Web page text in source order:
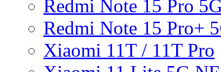
Redmi Note 15 Pro
Redmi Note 15 Pro+
Xiaomi 11T / 11T Pro